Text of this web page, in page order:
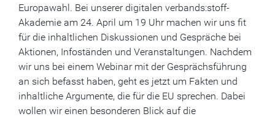
Europawahl. Bei unserer digitalen verbands:stoff-
Akademie am 24. April um 19 Uhr machen wir uns fit
für die inhaltlichen Diskussionen und Gespräche bei
Aktionen, Infoständen und Veranstaltungen. Nachdem
wir uns bei einem Webinar mit der Gesprächsführung
an sich befasst haben, geht es jetzt um Fakten und
inhaltliche Argumente, die für die EU sprechen. Dabei
wollen wir einen besonderen Blick auf die